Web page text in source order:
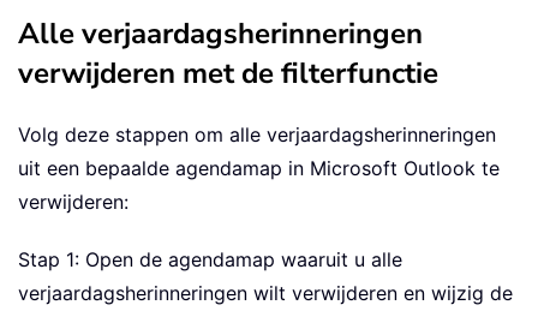
Alle verjaardagsherinneringen
verwijderen met de filterfunctie
Volg deze stappen om alle verjaardagsherinneringen
uit een bepaalde agendamap in Microsoft Outlook te
verwijderen:
Stap 1: Open de agendamap waaruit u alle
verjaardagsherinneringen wilt verwijderen en wijzig de